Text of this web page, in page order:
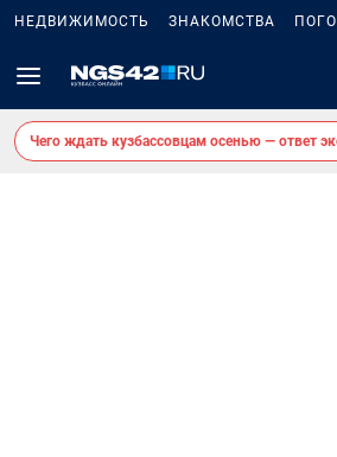
НЕДВИЖИМОСТЬ ЗНАКОМСТВА
Чего ждать кузбассовцам осенью — ответ